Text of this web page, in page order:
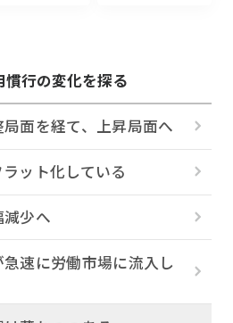
行の変化を探る
面を経て、上昇局面へ
ット化している
少へ
速に労働市場に流入し